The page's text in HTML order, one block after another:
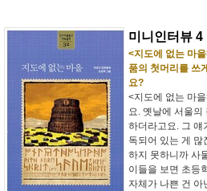
미니인터뷰 4
<지도에 없는 마
품의 첫머리를 쓰
요?
<지도에 없는 마
요. 옛날에 서울의
하더라고요. 그 얘
독되어 있는 게 많
하지 못하니까 사
이들을 보면 초등
자체가 나쁜 건 아